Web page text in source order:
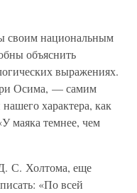
своим национальным
объяснить
выражениях.
Осима, — самим
характера, как
маяка темнее, чем
С. Холтома, еще
«По всей